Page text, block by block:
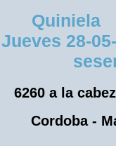
Quiniela
Jueves 28-
6260 a la
Cordoba -